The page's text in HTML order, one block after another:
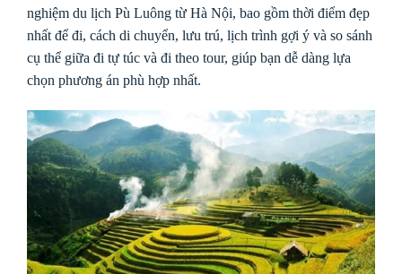
nghiệm du lịch Pù Luông từ Hà Nội, bao gồm thời điểm đẹp
nhất để đi, cách di chuyển, lưu trú, lịch trình gợi ý và so sánh
cụ thể giữa đi tự túc và đi theo tour, giúp bạn dễ dàng lựa
chọn phương án phù hợp nhất.